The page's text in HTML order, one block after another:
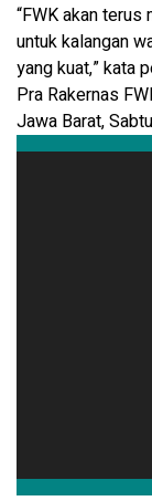
“FWK akan
untuk kalangan
yang kuat,” kata
Pra Rakernas
Jawa Barat,